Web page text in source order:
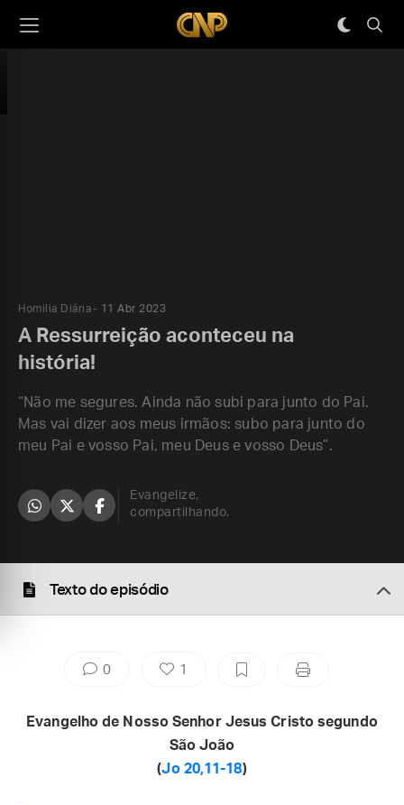
Homilia Diária 11 Abr 2023
A Ressurreição aconteceu na
história!
“Não me segures. Ainda não subi para junto do Pai.
Mas vai dizer aos meus irmãos: subo para junto do
meu Pai e vosso Pai, meu Deus e vosso Deus”.
Evangelize,
compartilhando.
Texto do episódio
0 1
Evangelho de Nosso Senhor Jesus Cristo segundo
São João
(Jo 20,11-18)